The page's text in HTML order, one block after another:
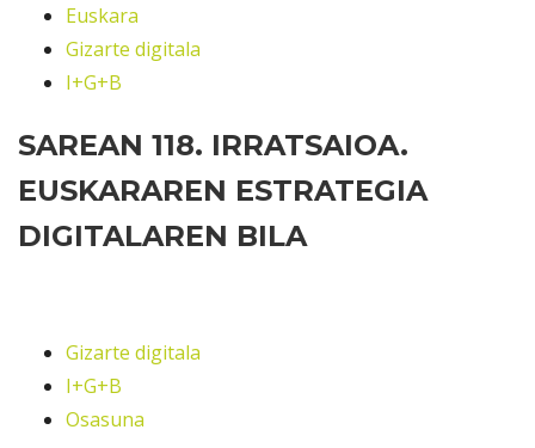
Euskara
Gizarte digitala
I+G+B
SAREAN 118. IRRATSAIOA.
EUSKARAREN ESTRATEGIA
DIGITALAREN BILA
Gizarte digitala
I+G+B
Osasuna